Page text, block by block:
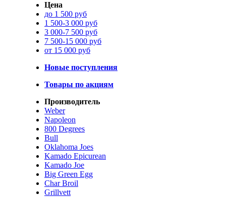
Цена
до 1 500 руб
1 500-3 000 руб
3 000-7 500 руб
7 500-15 000 руб
от 15 000 руб
Новые поступления
Товары по акциям
Производитель
Weber
Napoleon
800 Degrees
Bull
Oklahoma Joes
Kamado Epicurean
Kamado Joe
Big Green Egg
Char Broil
Grillvett